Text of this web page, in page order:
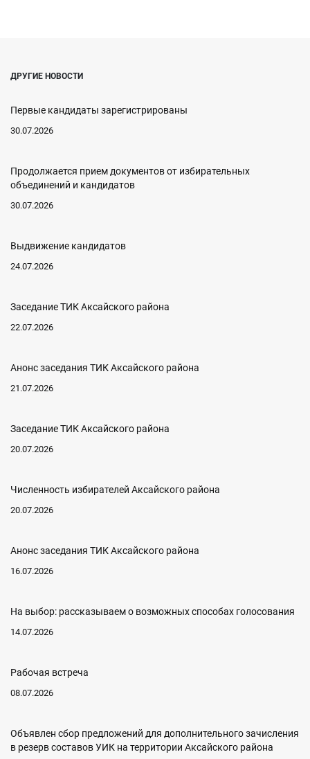
ДРУГИЕ НОВОСТИ
Первые кандидаты зарегистрированы
30.07.2026
Продолжается прием документов от избирательных
объединений и кандидатов
30.07.2026
Выдвижение кандидатов
24.07.2026
Заседание ТИК Аксайского района
22.07.2026
Анонс заседания ТИК Аксайского района
21.07.2026
Заседание ТИК Аксайского района
20.07.2026
Численность избирателей Аксайского района
20.07.2026
Анонс заседания ТИК Аксайского района
16.07.2026
На выбор: рассказываем о возможных способах голосования
14.07.2026
Рабочая встреча
08.07.2026
Объявлен сбор предложений для дополнительного зачисления
в резерв составов УИК на территории Аксайского района